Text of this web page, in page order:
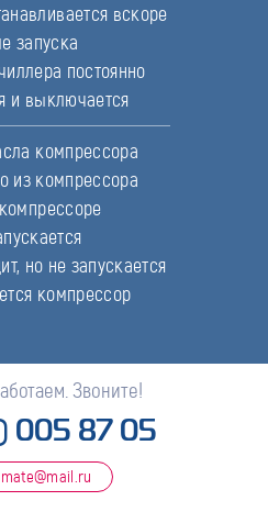
вскоре
запуска
постоянно
и выключается
компрессора
из компрессора
но не запускается
компрессор
Звоните!
005 87 05